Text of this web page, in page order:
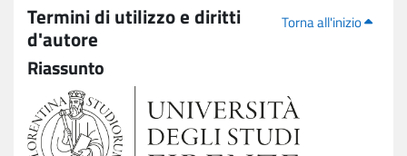
Torna all'inizio
Termini di utilizzo e diritti
d'autore
Riassunto